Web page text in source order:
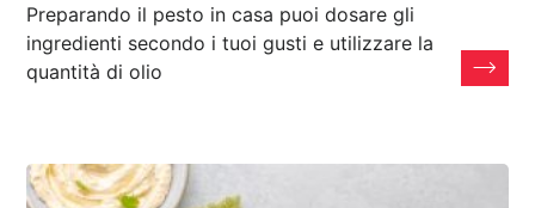
Preparando il pesto in casa puoi dosare gli
ingredienti secondo i tuoi gusti e utilizzare la
quantità di olio